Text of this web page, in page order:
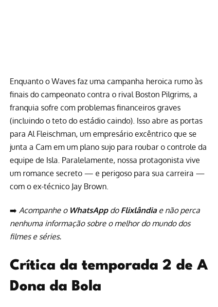
Enquanto o Waves faz uma campanha heroica rumo às
finais do campeonato contra o rival Boston Pilgrims, a
franquia sofre com problemas financeiros graves
(incluindo o teto do estádio caindo). Isso abre as portas
para Al Fleischman, um empresário excêntrico que se
junta a Cam em um plano sujo para roubar o controle da
equipe de Isla. Paralelamente, nossa protagonista vive
um romance secreto — e perigoso para sua carreira —
com o ex-técnico Jay Brown.
➡️ Acompanhe o WhatsAppdo Flixlândiae não perca
nenhuma informação sobre o melhor do mundo dos
filmes e séries.
Crítica da temporada 2 de A
Dona da Bola